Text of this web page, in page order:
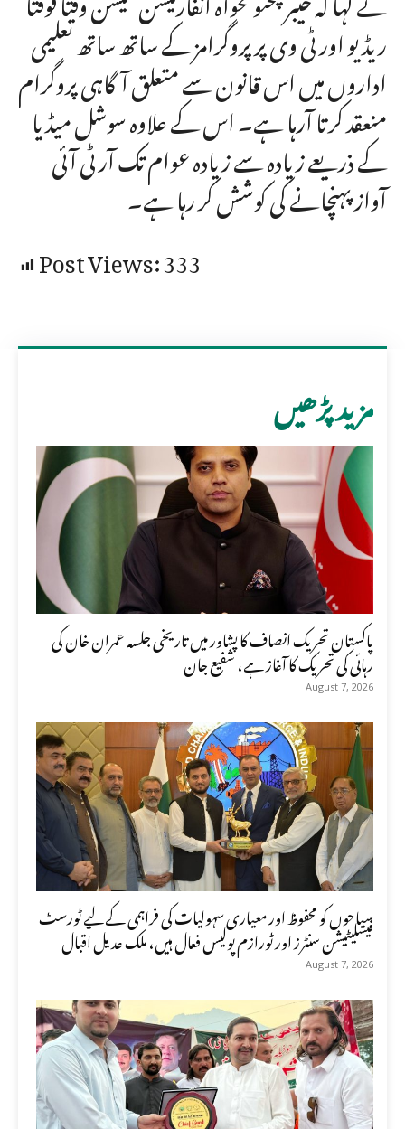
ریڈیو اور ٹی وی پر پروگرامز کے ساتھ ساتھ تعلیمی
اداروں میں اس قانون سے متعلق آگاہی پروگرام
منعقد کرتا آرہا ہے۔ اس کے علاوہ سوشل میڈیا
کے ذریعے زیادہ سے زیادہ عوام تک آر ٹی آئی
آواز پہنچانے کی کوشش کر رہا ہے۔
Post Views:333
مزید پڑھیں
پاکستان تحریک انصاف کا پشاور میں تاریخی جلسہ عمران خان کی
رہائی کی تحریک کا آغاز ہے، شفیع جان
August 7, 2026
سیاحوں کو محفوظ اور معیاری سہولیات کی فراہمی کے لیے ٹورسٹ
فیسلیٹیشن سنٹرز اور ٹورازم پولیس فعال ہیں، ملک عدیل اقبال
August 7, 2026